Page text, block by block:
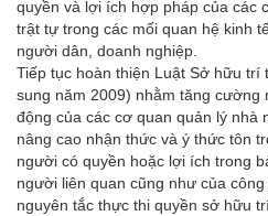
quyền và lợi ích hợp pháp của các
trật tự trong các mối quan hệ kinh
người dân, doanh nghiệp.
Tiếp tục hoàn thiện Luật Sở hữu trí
sung năm 2009) nhằm tăng cường
động của các cơ quan quản lý nhà
nâng cao nhận thức và ý thức tôn
người có quyền hoặc lợi ích trong
người liên quan cũng như của
nguyên tắc thực thi quyền sở hữu